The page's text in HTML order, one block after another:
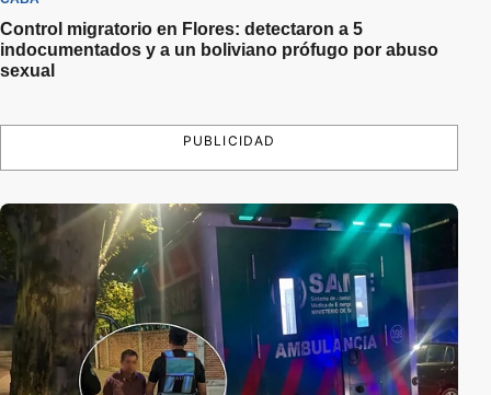
Control migratorio en Flores: detectaron a 5
indocumentados y a un boliviano prófugo por abuso
sexual
PUBLICIDAD